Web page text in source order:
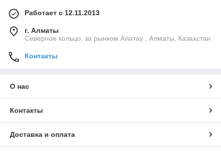
Работает с 12.11.2013
г. Алматы
Северное кольцо, за рынком Алатау , Алматы, Казахстан
Контакты
О нас
Контакты
Доставка и оплата